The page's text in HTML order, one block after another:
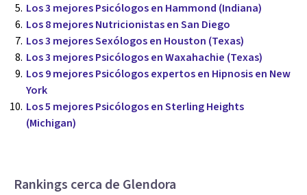
Los 3 mejores Psicólogos en Hammond (Indiana)
Los 8 mejores Nutricionistas en San Diego
Los 3 mejores Sexólogos en Houston (Texas)
Los 3 mejores Psicólogos en Waxahachie (Texas)
Los 9 mejores Psicólogos expertos en Hipnosis en New
York
Los 5 mejores Psicólogos en Sterling Heights
(Michigan)
Rankings cerca de Glendora